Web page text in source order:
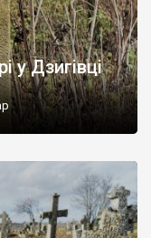
у Дзигівці